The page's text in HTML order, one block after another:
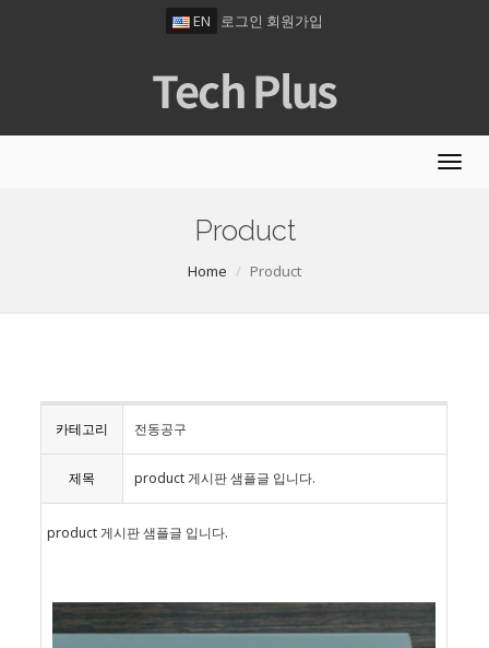
EN 로그인 회원가입
Product
Home Product
카테고리 전동공구
제목 product 게시판 샘플글 입니다.
product 게시판 샘플글 입니다.